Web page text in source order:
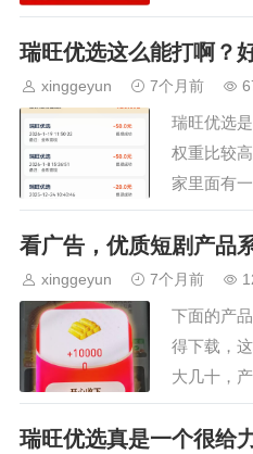
币奖励的
是承接着
广，测试
瑞旺优选这么能打啊？
xinggeyun 7个月前
瑞旺优选
权重比较
家里面有
突破了
没有这个
品我也打
看广告，优质短剧产品
xinggeyun 7个月前
下面的产
得下载，
大几十，
机也能吃
性价比很
瑞旺优选真是一个很给